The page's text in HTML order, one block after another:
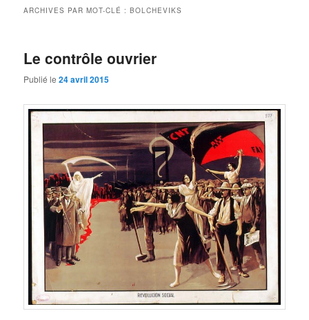
ARCHIVES PAR MOT-CLÉ :BOLCHEVIKS
Le contrôle ouvrier
Publié le24 avril 2015